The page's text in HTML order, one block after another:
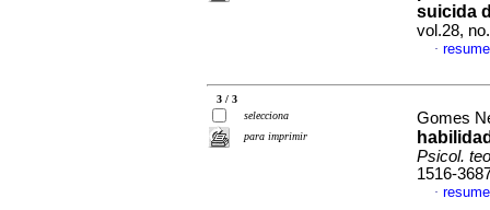
suicida
vol.28,
·
3 / 3
selecciona
para imprimir
Gomes
Psicol.
1516-
·